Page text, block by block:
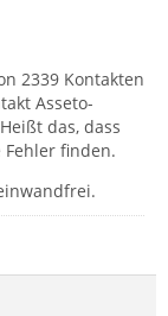
2339 Kontakten
Asseto-
das, dass
Fehler finden.